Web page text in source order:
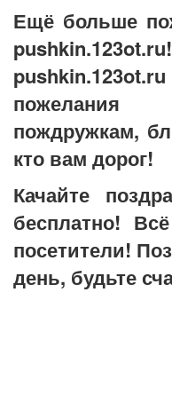
Ещё больше
пождружкам,
кто вам дорог!
Качайте
бесплатно!
посетители!
день, будьте